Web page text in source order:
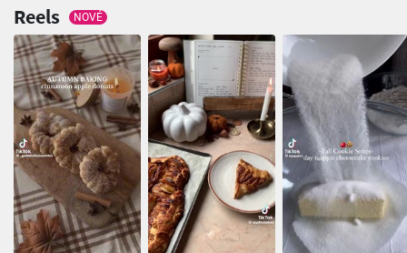
Reels NOVÉ